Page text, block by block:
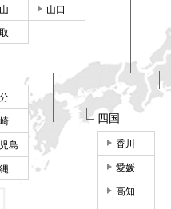
山口
四国
香川
愛媛
高知
島